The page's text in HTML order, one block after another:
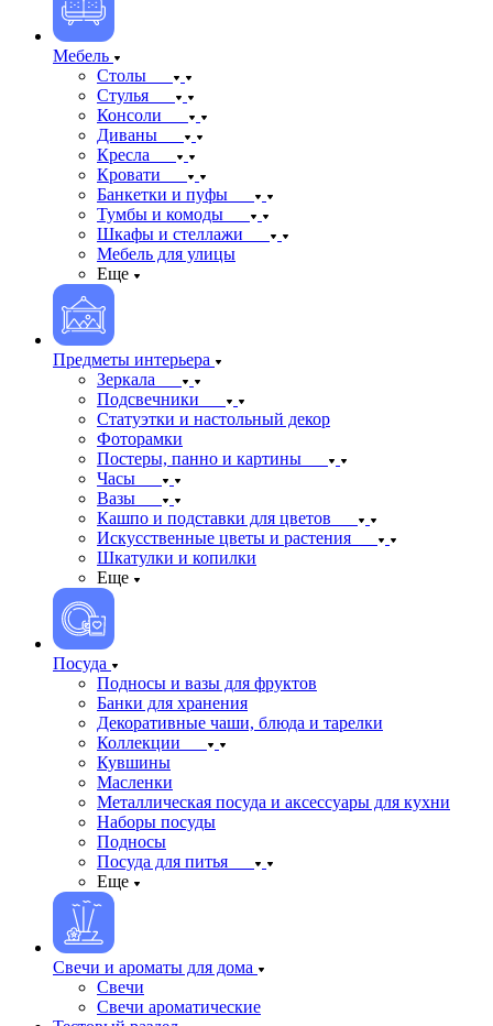
Мебель
Столы
Стулья
Консоли
Диваны
Кресла
Кровати
Банкетки и пуфы
Тумбы и комоды
Шкафы и стеллажи
Мебель для улицы
Еще
Предметы интерьера
Зеркала
Подсвечники
Статуэтки и настольный декор
Фоторамки
Постеры, панно и картины
Часы
Вазы
Кашпо и подставки для цветов
Искусственные цветы и растения
Шкатулки и копилки
Еще
Посуда
Подносы и вазы для фруктов
Банки для хранения
Декоративные чаши, блюда и тарелки
Коллекции
Кувшины
Масленки
Металлическая посуда и аксессуары для кухни
Наборы посуды
Подносы
Посуда для питья
Еще
Свечи и ароматы для дома
Свечи
Свечи ароматические